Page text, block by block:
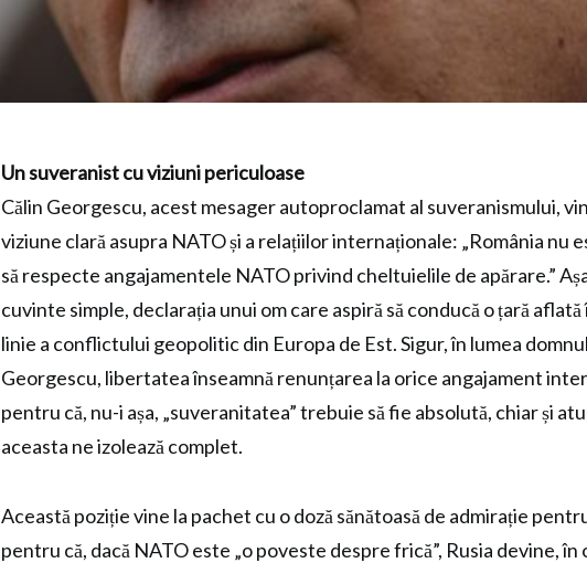
Un suveranist cu viziuni periculoase
Călin Georgescu, acest mesager autoproclamat al suveranismului,
viziune clară asupra NATO și a relațiilor internaționale: „România nu
să respecte angajamentele NATO privind cheltuielile de apărare.”
cuvinte simple, declarația unui om care aspiră să conducă o țară aflată
linie a conflictului geopolitic din Europa de Est. Sigur, în lumea
Georgescu, libertatea înseamnă renunțarea la orice angajament
pentru că, nu-i așa, „suveranitatea” trebuie să fie absolută, chiar și
aceasta ne izolează complet.
Această poziție vine la pachet cu o doză sănătoasă de admirație
pentru că, dacă NATO este „o poveste despre frică”, Rusia devine, în